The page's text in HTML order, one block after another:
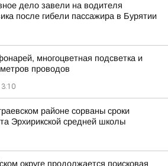
дело завели на водителя
после гибели пассажира в Бурятии
многоцветная подсветка и
проводов
районе сорваны сроки
Эрхирикской средней школы
округе продолжается поисковая